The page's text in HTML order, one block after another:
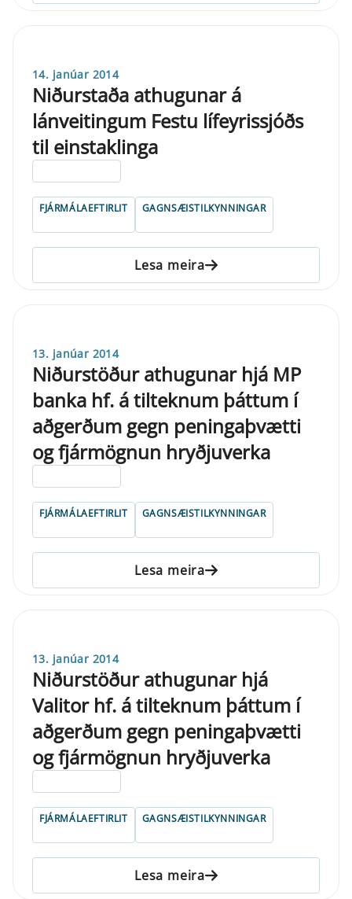
14. janúar 2014
Niðurstaða athugunar á
lánveitingum Festu lífeyrissjóðs
til einstaklinga
FJÁRMÁLAEFTIRLIT GAGNSÆISTILKYNNINGAR
Lesa meira
13. janúar 2014
Niðurstöður athugunar hjá MP
banka hf. á tilteknum þáttum í
aðgerðum gegn peningaþvætti
og fjármögnun hryðjuverka
FJÁRMÁLAEFTIRLIT GAGNSÆISTILKYNNINGAR
Lesa meira
13. janúar 2014
Niðurstöður athugunar hjá
Valitor hf. á tilteknum þáttum í
aðgerðum gegn peningaþvætti
og fjármögnun hryðjuverka
FJÁRMÁLAEFTIRLIT GAGNSÆISTILKYNNINGAR
Lesa meira